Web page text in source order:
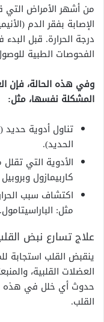
من أشهر الأمراض
الإصابة بفقر الدم
درجة الحرارة. قبل
الفحوصات الطبية
وفي هذه الحالة، فإن
المشكلة نفسها، مثل:
تناول أدوية حديد
الحديد).
الأدوية التي
كاربيمازول
اكتشاف سبب
مثل: الباراسيتامول.
علاج تسارع نبض
ينقبض القلب استجابة
حدوث أي خلل في هذه
القلب.